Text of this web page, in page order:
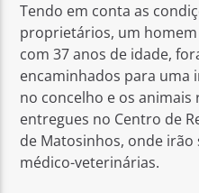
Tendo em conta as
proprietários, um
com 37 anos de idade,
encaminhados para uma
no concelho e os
entregues no Centro de
de Matosinhos, onde
médico-veterinárias.